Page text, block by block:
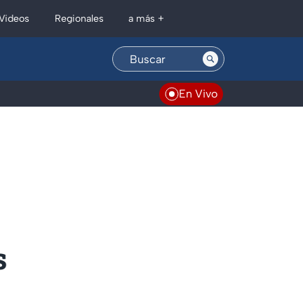
Regionales a más +
En Vivo